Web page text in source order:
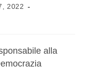
2022
alla